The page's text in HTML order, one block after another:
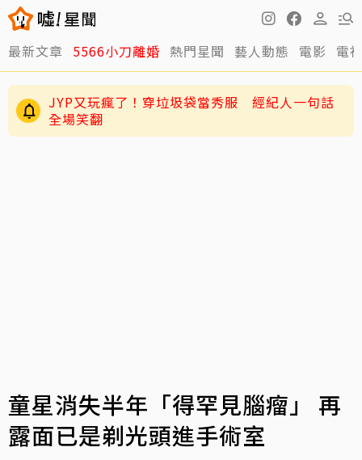
最新文章 5566小刀離婚 熱門星聞 藝人動態 電影 電
JYP又玩瘋了！穿垃圾袋當秀服 經紀人一句話
全場笑翻
童星消失半年「得罕見腦瘤」 再
露面已是剃光頭進手術室